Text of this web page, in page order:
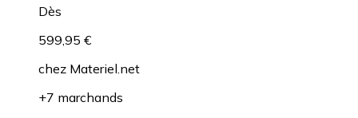
Dès
599,95 €
chez Materiel.net
+7 marchands